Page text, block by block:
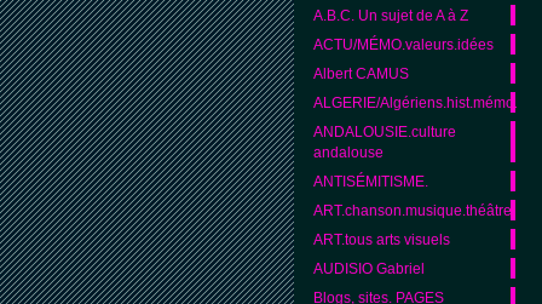
A.B.C. Un sujet de A à Z
ACTU/MÉMO.valeurs.idées
Albert CAMUS
ALGERIE/
ANDALOUSIE.culture
andalouse
ANTISÉMITISME.
ART.chanson.musique.théâtre
ART.tous arts visuels
AUDISIO Gabriel
Blogs, sites. PAGES